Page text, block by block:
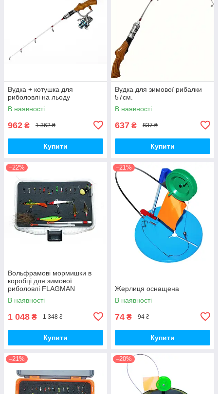
Вудка + котушка для
риболовлі на льоду
В наявності
962 ₴ 1 362 ₴
Купити
Вудка для зимової рибалки
57см.
В наявності
637 ₴ 837 ₴
Купити
–22%
Вольфрамові мормишки в
коробці для зимової
риболовлі FLAGMAN
В наявності
1 048 ₴ 1 348 ₴
Купити
–21%
Жерлиця оснащена
В наявності
74 ₴ 94 ₴
Купити
–21% –20%